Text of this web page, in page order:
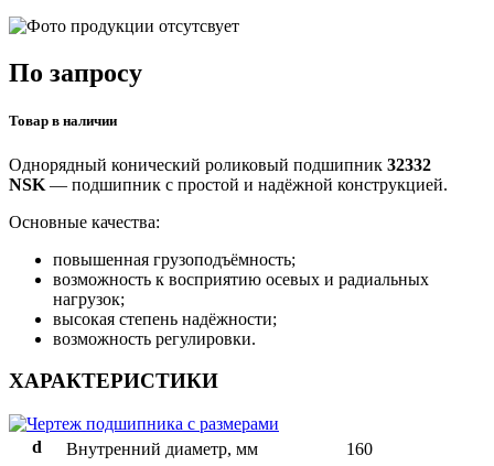
По запросу
Товар в наличии
Однорядный конический роликовый подшипник 32332
NSK — подшипник с простой и надёжной конструкцией.
Основные качества:
повышенная грузоподъёмность;
возможность к восприятию осевых и радиальных
нагрузок;
высокая степень надёжности;
возможность регулировки.
ХАРАКТЕРИСТИКИ
d Внутренний диаметр, мм
160